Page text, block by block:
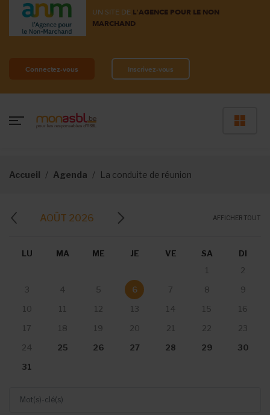
UN SITE DE L'AGENCE POUR LE NON
MARCHAND
Connectez-vous Inscrivez-vous
Accueil Agenda La conduite de réunion
AOÛT 2026
LU MA ME JE VE SA
DI
1
2
3
4 5 6 7 8
9
10
11 12 13 14 15
16
17
18 19 20 21 22
23
24
25 26 27 28 29
30
31
AFFICHER TOUT